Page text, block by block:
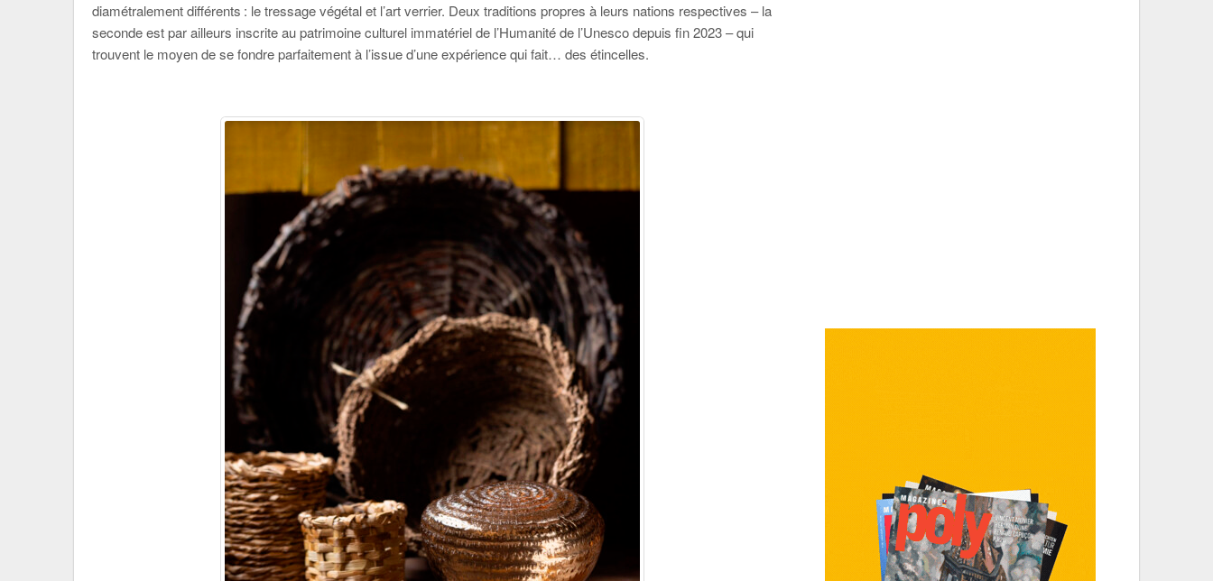
diamétralement différents : le tressage végétal et l’art verrier. Deux traditions propres à leurs nations respectives – la
seconde est par ailleurs inscrite au patrimoine culturel immatériel de l’Humanité de l’Unesco depuis fin 2023 – qui
trouvent le moyen de se fondre parfaitement à l’issue d’une expérience qui fait… des étincelles.